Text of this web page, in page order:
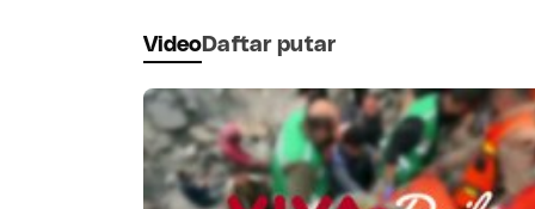
Video Daftar putar